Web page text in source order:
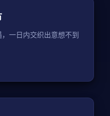
一日内交织出意想不到
104分钟